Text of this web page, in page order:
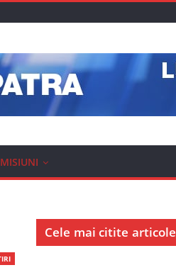
Cele mai citite articole